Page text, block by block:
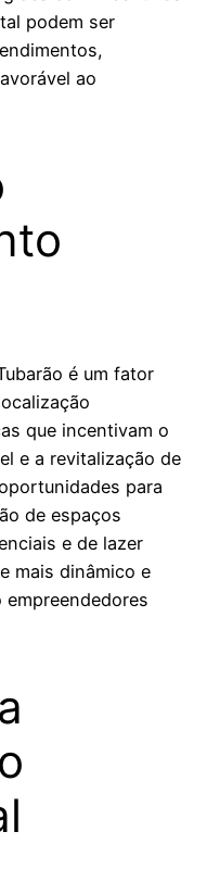
podem ser
ao
é um fator
que incentivam o
e a revitalização de
para
de espaços
e de lazer
mais dinâmico e